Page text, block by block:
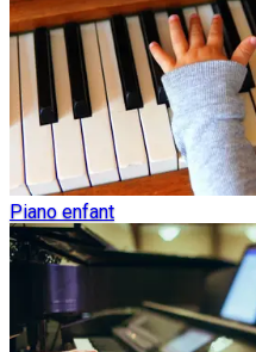
Piano enfant